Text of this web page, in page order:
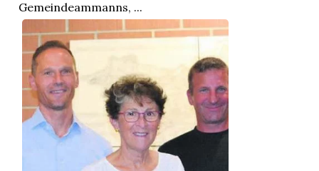
Gemeindeammanns, ...